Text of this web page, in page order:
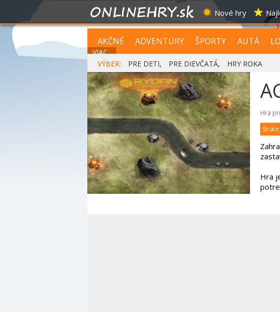
Nové hry
AKČNÉ ADVENTÚRY ŠPORTY AUTÁ
VIAC...
VÝBER:
PRE DETI, PRE DIEVČATÁ, HRY ROKA
Hra
Hra